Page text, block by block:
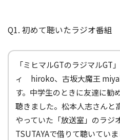
Q1. 初めて聴いたラジオ番組
「ミヒマルGTのラジマルGT
ィ hiroko、古坂大魔王
す。中学生のときに友達に勧
聴きました。松本人志さんと
やっていた「放送室」のラジ
TSUTAYAで借りて聴いてい